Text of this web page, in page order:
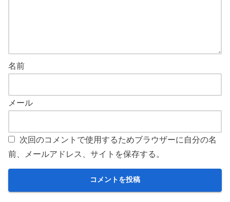
名前
メール
次回のコメントで使用するためブラウザーに自分の名
前、メールアドレス、サイトを保存する。